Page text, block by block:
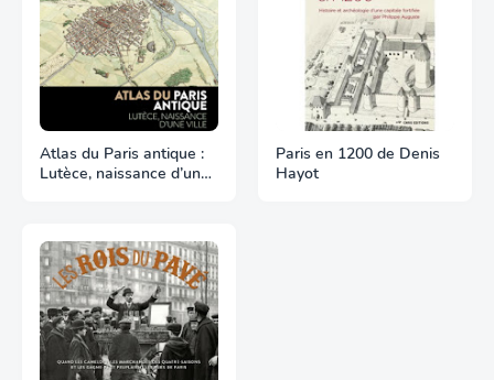
Atlas du Paris antique :
Lutèce, naissance d’une
Paris en 1200 de Denis
Hayot